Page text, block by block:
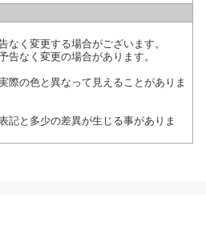
なく変更する場合がございます。
告なく変更の場合があります。
際の色と異なって見えることがありま
記と多少の差異が生じる事がありま